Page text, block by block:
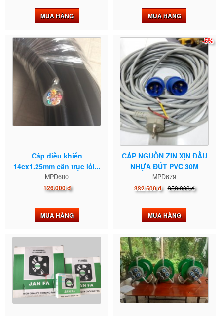
MUA HÀNG MUA HÀNG
Cáp điều khiển
14cx1.25mm cần trục lỏi...
MPD680
126.000 đ
MUA HÀNG
-5%
CÁP NGUỒN ZIN XỊN ĐẦU
NHỰA ĐÚT PVC 30M
MPD679
332.500 đ 350.000 đ
MUA HÀNG